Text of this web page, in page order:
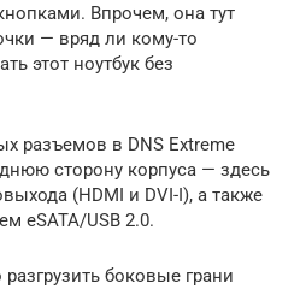
Впрочем, она тут
— вряд ли кому-то
этот ноутбук без
разъемов в DNS Extreme
сторону корпуса — здесь
(HDMI и DVI-I), а также
eSATA/USB 2.0.
боковые грани